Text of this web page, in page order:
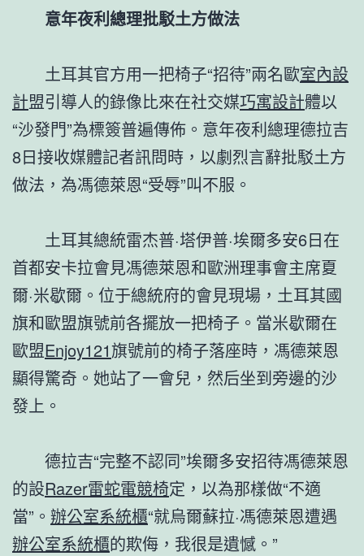
意年夜利總理批駁土方做法
土耳其官方用一把椅子“招待”兩名歐室內設
計盟引導人的錄像比來在社交媒巧寓設計體以
“沙發門”為標簽普遍傳佈。意年夜利總理德拉吉
8日接收媒體記者訊問時，以劇烈言辭批駁土方
做法，為馮德萊恩“受辱”叫不服。
土耳其總統雷杰普·塔伊普·埃爾多安6日在
首都安卡拉會見馮德萊恩和歐洲理事會主席夏
爾·米歇爾。位于總統府的會見現場，土耳其國
旗和歐盟旗號前各擺放一把椅子。當米歇爾在
歐盟Enjoy121旗號前的椅子落座時，馮德萊恩
顯得驚奇。她站了一會兒，然后坐到旁邊的沙
發上。
德拉吉“完整不認同”埃爾多安招待馮德萊恩
的設Razer雷蛇電競椅定，以為那樣做“不適
當”。 辦公室系統櫃“就烏爾蘇拉·馮德萊恩遭遇
辦公室系統櫃的欺侮，我很是遺憾。”